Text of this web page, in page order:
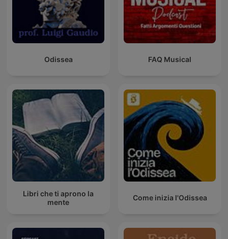
Odissea FAQ Musical
Libri che ti aprono la
mente
Come inizia l'Odissea